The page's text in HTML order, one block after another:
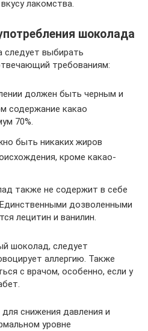
лакомства.
шоколада
выбирать
требованиям:
должен быть черным и
содержание какао
70%.
быть никаких жиров
кроме какао-
также не содержит в себе
дозволенными
лецитин и ванилин.
шоколад, следует
аллергию. Также
с врачом, особенно, если у
снижения давления и
уровне